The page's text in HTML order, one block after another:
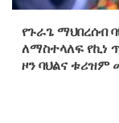
የጉራጌ ማህበረሰብ
ለማስተላለፍ የኪነ
ዞን ባህልና ቱሪዝም